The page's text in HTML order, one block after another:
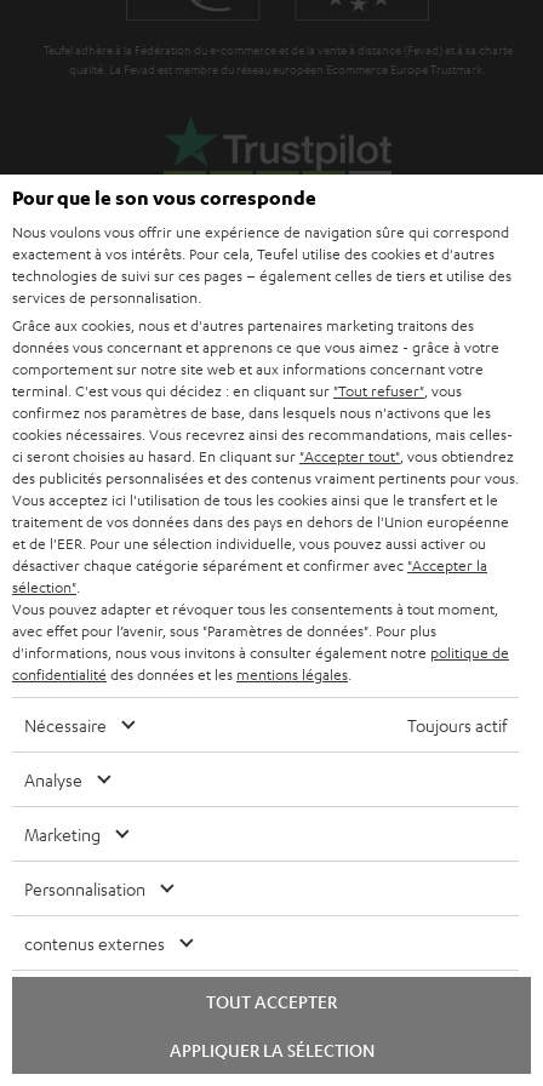
Teufel adhère à la Fédération du e-commerce et de la vente à distance (Fevad) et à sa charte
qualité. La Fevad est membre du réseau européen Ecommerce Europe Trustmark.
Le Blog Teufel
Technologies audio, modes, conseils & astuces
Teufel Support
Questions fréquemment posées
CONTACT
RETOURS
TRACKING
Localisateur de magasins
Découvrez nos produits de près et venez au magasin pour
des conseils personnalisés.
JUSQU'À -
45 €
n
r
Choisissez votre bon d'achat !
chat
Pour que le son vous corresponde
Nous voulons vous offrir une expérience de navigation sûre qui correspond
exactement à vos intérêts. Pour cela, Teufel utilise des cookies et d'autres
technologies de suivi sur ces pages – également celles de tiers et utilise des
services de personnalisation.
Grâce aux cookies, nous et d'autres partenaires marketing traitons des
données vous concernant et apprenons ce que vous aimez - grâce à votre
comportement sur notre site web et aux informations concernant votre
terminal. C'est vous qui décidez : en cliquant sur "Tout refuser" , vous
confirmez nos paramètres de base, dans lesquels nous n'activons que les
cookies nécessaires. Vous recevrez ainsi des recommandations, mais celles-
ci seront choisies au hasard. En cliquant sur "Accepter tout" , vous obtiendrez
des publicités personnalisées et des contenus vraiment pertinents pour vous.
Vous acceptez ici l'utilisation de tous les cookies ainsi que le transfert et le
traitement de vos données dans des pays en dehors de l'Union européenne
et de l'EER. Pour une sélection individuelle, vous pouvez aussi activer ou
désactiver chaque catégorie séparément et confirmer avec "Accepter la
sélection"
Vous pouvez adapter et révoquer tous les consentements à tout moment,
avec effet pour l’avenir, sous "Paramètres de données". Pour plus
d'informations, nous vous invitons à consulter également notre politique de
confidentialité des données et les mentions légales
Nécessaire Toujours actif
Analyse
Marketing
Personnalisation
contenus externes
TOUT ACCEPTER
APPLIQUER LA SÉLECTION